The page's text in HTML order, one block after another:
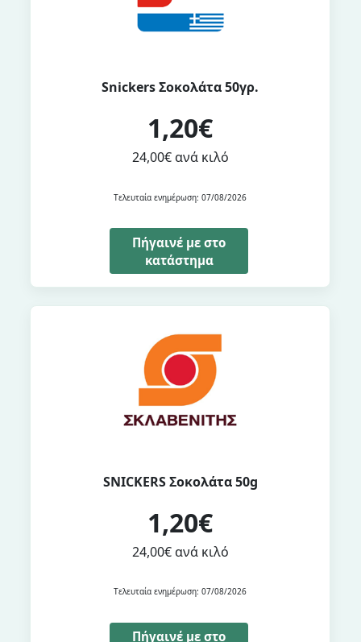
Snickers Σοκολάτα 50γρ.
1,20€
24,00€ ανά κιλό
Τελευταία ενημέρωση: 07/08/2026
Πήγαινέ με στο
κατάστημα
SNICKERS Σοκολάτα 50g
1,20€
24,00€ ανά κιλό
Τελευταία ενημέρωση: 07/08/2026
Πήγαινέ με στο